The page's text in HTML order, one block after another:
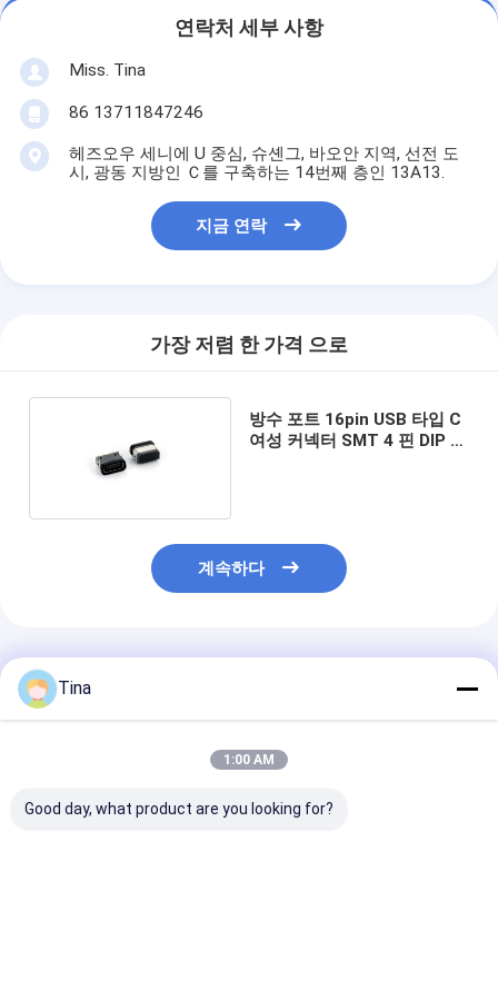
연락처 세부 사항
Miss. Tina
86 13711847246
헤즈오우 세니에 U 중심, 슈셴그, 바오안 지역, 선전 도
시, 광동 지방인 Ｃ를 구축하는 14번째 층인 13A13.
지금 연락
가장 저렴 한 가격 으로
방수 포트 16pin USB 타입 C
여성 커넥터 SMT 4 핀 DIP 보
계속하다
추천된 제품
Tina
1:00 AM
Good day, what product are you looking for?